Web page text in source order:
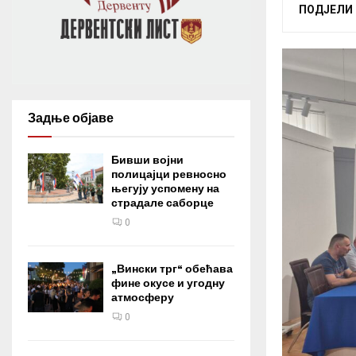
ПОДЈЕЛИ
Задње објаве
Бивши војни
полицајци ревносно
његују успомену на
страдале саборце
0
„Вински трг“ обећава
фине окусе и угодну
атмосферу
0